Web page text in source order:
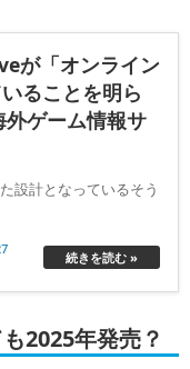
が「オンライン
ることを明ら
ゲーム情報サ
設計となっているそう
続きを読む »
2025年発売？